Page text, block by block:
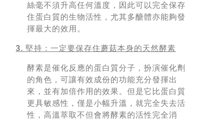
絲毫不須升高任何溫度，因此可以完全保存
住蛋白質的生物活性，尤其多醣體亦能夠發
揮最大的效用。
3. 堅持：一定要保存住蘑菇本身的天然酵素
酵素是催化反應的蛋白質分子，扮演催化劑
的角色，可讓有效成份的功能充分發揮出
來，並有加倍作用的效果。但是它比蛋白質
更具敏感性，僅是小幅升溫，就完全失去活
性，高溫萃取不但會將酵素的活性完全消